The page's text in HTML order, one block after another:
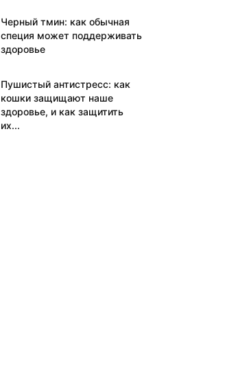
Черный тмин: как обычная
специя может поддерживать
здоровье
Пушистый антистресс: как
кошки защищают наше
здоровье, и как защитить
их...